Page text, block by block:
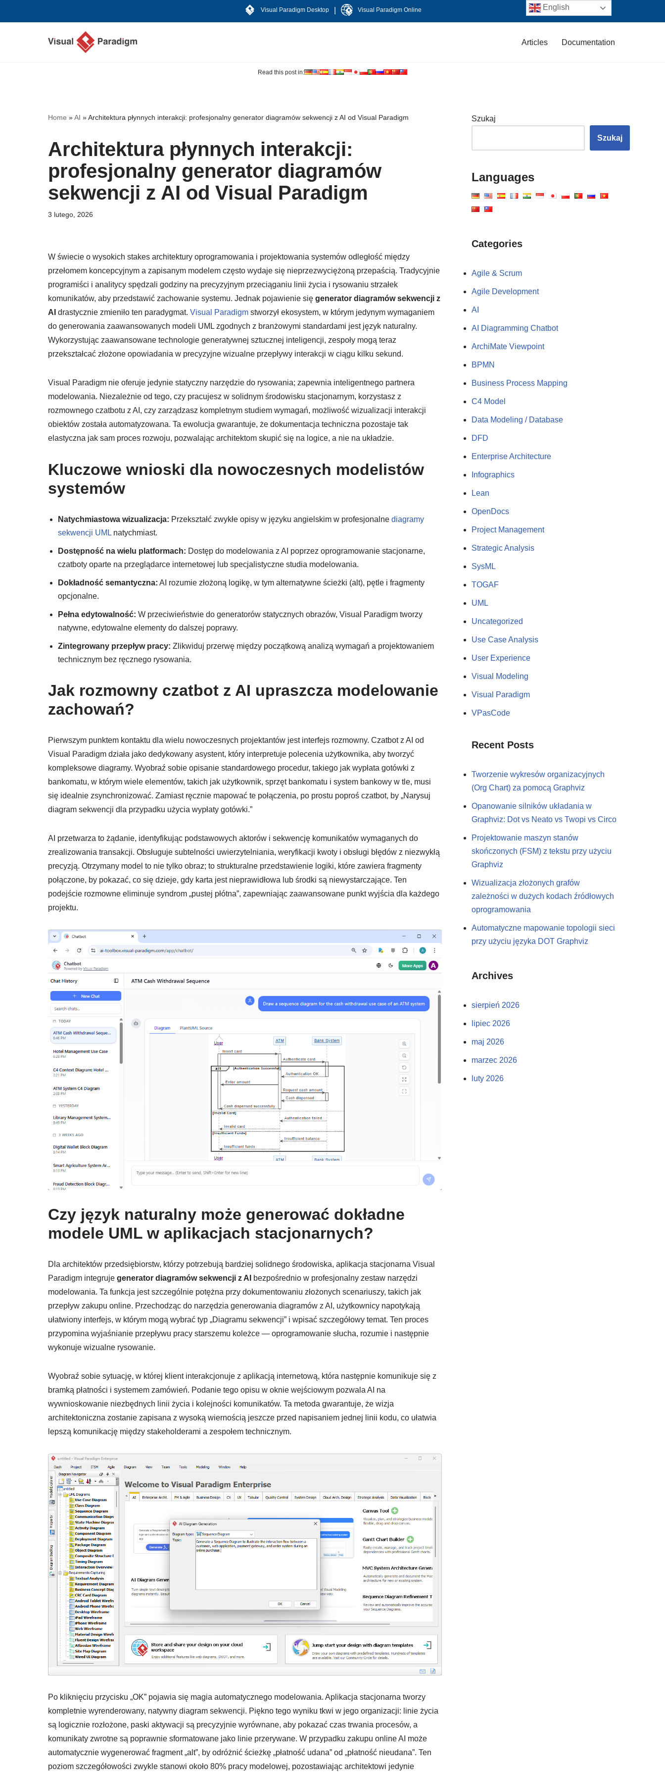
Visual Paradigm Desktop Visual Paradigm Online
Articles Documentation
Read this post in:
Home »AI »Architektura płynnych interakcji: profesjonalny generator diagramów sekwencji z AI od Visual Paradigm
Architektura płynnych interakcji:
profesjonalny generator diagramów
sekwencji z AI od Visual Paradigm
3 lutego, 2026
W świecie o wysokich stakes architektury oprogramowania i projektowania systemów odległość między
przełomem koncepcyjnym a zapisanym modelem często wydaje się nieprzezwyciężoną przepaścią. Tradycyjnie
programiści i analitycy spędzali godziny na precyzyjnym przeciąganiu linii życia i rysowaniu strzałek
komunikatów, aby przedstawić zachowanie systemu. Jednak pojawienie się generator diagramów sekwencji z
AI drastycznie zmieniło ten paradygmat. Visual Paradigm stworzył ekosystem, w którym jedynym wymaganiem
do generowania zaawansowanych modeli UML zgodnych z branżowymi standardami jest język naturalny.
Wykorzystując zaawansowane technologie generatywnej sztucznej inteligencji, zespoły mogą teraz
przekształcać złożone opowiadania w precyzyjne wizualne przepływy interakcji w ciągu kilku sekund.
Visual Paradigm nie oferuje jedynie statyczny narzędzie do rysowania; zapewnia inteligentnego partnera
modelowania. Niezależnie od tego, czy pracujesz w solidnym środowisku stacjonarnym, korzystasz z
rozmownego czatbotu z AI, czy zarządzasz kompletnym studiem wymagań, możliwość wizualizacji interakcji
obiektów została automatyzowana. Ta ewolucja gwarantuje, że dokumentacja techniczna pozostaje tak
elastyczna jak sam proces rozwoju, pozwalając architektom skupić się na logice, a nie na układzie.
Kluczowe wnioski dla nowoczesnych modelistów
systemów
Natychmiastowa wizualizacja: Przekształć zwykłe opisy w języku angielskim w profesjonalne diagramy
sekwencji UML natychmiast.
Dostępność na wielu platformach: Dostęp do modelowania z AI poprzez oprogramowanie stacjonarne,
czatboty oparte na przeglądarce internetowej lub specjalistyczne studia modelowania.
Dokładność semantyczna: AI rozumie złożoną logikę, w tym alternatywne ścieżki (alt), pętle i fragmenty
opcjonalne.
Pełna edytowalność: W przeciwieństwie do generatorów statycznych obrazów, Visual Paradigm tworzy
natywne, edytowalne elementy do dalszej poprawy.
Zintegrowany przepływ pracy: Zlikwiduj przerwę między początkową analizą wymagań a projektowaniem
technicznym bez ręcznego rysowania.
Jak rozmowny czatbot z AI upraszcza modelowanie
zachowań?
Pierwszym punktem kontaktu dla wielu nowoczesnych projektantów jest interfejs rozmowny. Czatbot z AI od
Visual Paradigm działa jako dedykowany asystent, który interpretuje polecenia użytkownika, aby tworzyć
kompleksowe diagramy. Wyobraź sobie opisanie standardowego procedur, takiego jak wypłata gotówki z
bankomatu, w którym wiele elementów, takich jak użytkownik, sprzęt bankomatu i system bankowy w tle, musi
się idealnie zsynchronizować. Zamiast ręcznie mapować te połączenia, po prostu poproś czatbot, by „Narysuj
diagram sekwencji dla przypadku użycia wypłaty gotówki.”
AI przetwarza to żądanie, identyfikując podstawowych aktorów i sekwencję komunikatów wymaganych do
zrealizowania transakcji. Obsługuje subtelności uwierzytelniania, weryfikacji kwoty i obsługi błędów z niezwykłą
precyzją. Otrzymany model to nie tylko obraz; to strukturalne przedstawienie logiki, które zawiera fragmenty
połączone, by pokazać, co się dzieje, gdy karta jest nieprawidłowa lub środki są niewystarczające. Ten
podejście rozmowne eliminuje syndrom „pustej płótna”, zapewniając zaawansowane punkt wyjścia dla każdego
projektu.
Czy język naturalny może generować dokładne
modele UML w aplikacjach stacjonarnych?
Dla architektów przedsiębiorstw, którzy potrzebują bardziej solidnego środowiska, aplikacja stacjonarna Visual
Paradigm integruje generator diagramów sekwencji z AI
bezpośrednio w profesjonalny zestaw narzędzi
modelowania. Ta funkcja jest szczególnie potężna przy dokumentowaniu złożonych scenariuszy, takich jak
przepływ zakupu online. Przechodząc do narzędzia generowania diagramów z AI, użytkownicy napotykają
ułatwiony interfejs, w którym mogą wybrać typ „Diagramu sekwencji” i wpisać szczegółowy temat. Ten proces
przypomina wyjaśnianie przepływu pracy starszemu koleżce — oprogramowanie słucha, rozumie i następnie
wykonuje wizualne rysowanie.
Wyobraź sobie sytuację, w której klient interakcjonuje z aplikacją internetową, która następnie komunikuje się z
bramką płatności i systemem zamówień. Podanie tego opisu w oknie wejściowym pozwala AI na
wywnioskowanie niezbędnych linii życia i kolejności komunikatów. Ta metoda gwarantuje, że wizja
architektoniczna zostanie zapisana z wysoką wiernością jeszcze przed napisaniem jednej linii kodu, co ułatwia
lepszą komunikację między stakeholderami a zespołem technicznym.
Po kliknięciu przycisku „OK” pojawia się magia automatycznego modelowania. Aplikacja stacjonarna tworzy
kompletnie wyrenderowany, natywny diagram sekwencji. Piękno tego wyniku tkwi w jego organizacji: linie życia
są logicznie rozłożone, paski aktywacji są precyzyjnie wyrównane, aby pokazać czas trwania procesów, a
komunikaty zwrotne są poprawnie sformatowane jako linie przerywane. W przypadku zakupu online AI może
automatycznie wygenerować fragment „alt”, by odróżnić ścieżkę „płatność udana” od „płatność nieudana”. Ten
poziom szczegółowości zwykle stanowi około 80% pracy modelowej, pozostawiając architektowi jedynie
Szukaj
Szukaj
Languages
Categories
Agile & Scrum
Agile Development
AI
AI Diagramming Chatbot
ArchiMate Viewpoint
BPMN
Business Process Mapping
C4 Model
Data Modeling / Database
DFD
Enterprise Architecture
Infographics
Lean
OpenDocs
Project Management
Strategic Analysis
SysML
TOGAF
UML
Uncategorized
Use Case Analysis
User Experience
Visual Modeling
Visual Paradigm
VPasCode
Recent Posts
Tworzenie wykresów organizacyjnych
(Org Chart) za pomocą Graphviz
Opanowanie silników układania w
Graphviz: Dot vs Neato vs Twopi vs Circo
Projektowanie maszyn stanów
skończonych (FSM) z tekstu przy użyciu
Graphviz
Wizualizacja złożonych grafów
zależności w dużych kodach źródłowych
oprogramowania
Automatyczne mapowanie topologii sieci
przy użyciu języka DOT Graphviz
Archives
sierpień 2026
lipiec 2026
maj 2026
marzec 2026
luty 2026
English